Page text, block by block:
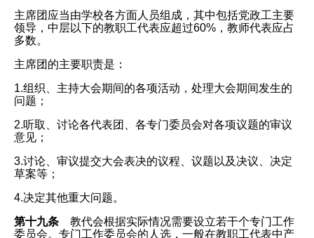
主席团应当由学校各方面人员组成，其中包括党政工主要
领导，中层以下的教职工代表应超过60%，教师代表应占
多数。
主席团的主要职责是：
1.组织、主持大会期间的各项活动，处理大会期间发生的
问题；
2.听取、讨论各代表团、各专门委员会对各项议题的审议
意见；
3.讨论、审议提交大会表决的议程、议题以及决议、决定
草案等；
4.决定其他重大问题。
第十九条 教代会根据实际情况需要设立若干个专门工作
委员会。专门工作委员会的人选，一般在教职工代表中产